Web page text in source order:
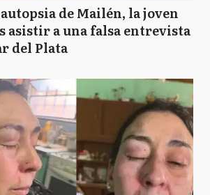
de Mailén, la joven
asistir a una falsa entrevista
del Plata